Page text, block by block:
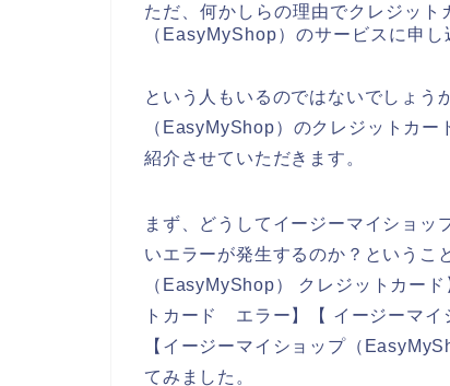
ただ、何かしらの理由でクレジッ
（EasyMyShop）のサービスに申
という人もいるのではないでしょう
（EasyMyShop）のクレジットカ
紹介させていただきます。
まず、どうしてイージーマイショ
いエラーが発生するのか？というこ
（EasyMyShop） クレジットカー
トカード エラー】【 イージーマ
【イージーマイショップ（
てみました。